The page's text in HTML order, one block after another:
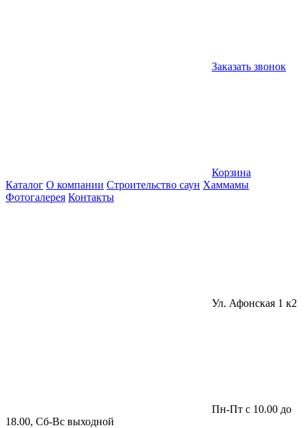
Заказать звонок
Корзина
Каталог О компании Строительство саун Хаммамы
Фотогалерея Контакты
Ул. Афонская 1 к2
Пн-Пт с 10.00 до
18.00, Сб-Вс выходной